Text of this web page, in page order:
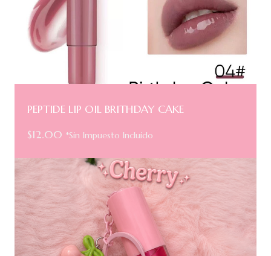
PEPTIDE LIP OIL BRITHDAY CAKE
$12.00 *Sin Impuesto Incluido